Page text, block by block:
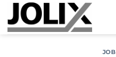
to
content